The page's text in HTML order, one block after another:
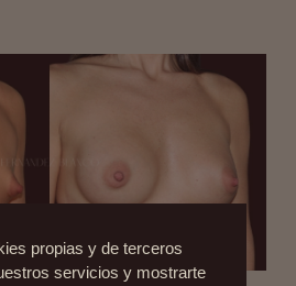
propias y de terceros
servicios y mostrarte